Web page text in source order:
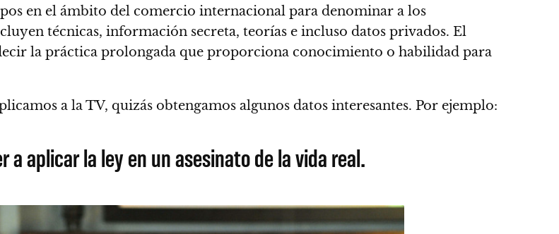
en el ámbito del comercio internacional para denominar a los
técnicas, información secreta, teorías e incluso datos privados. El
la práctica prolongada que proporciona conocimiento o habilidad para
a la TV, quizás obtengamos algunos datos interesantes. Por ejemplo:
aplicar la ley en un asesinato de la vida real.